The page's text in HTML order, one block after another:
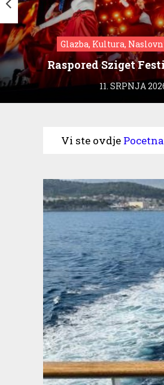
Glazba, Kultura,
Raspored Sziget
11. SRPNJA
Vi ste ovdje